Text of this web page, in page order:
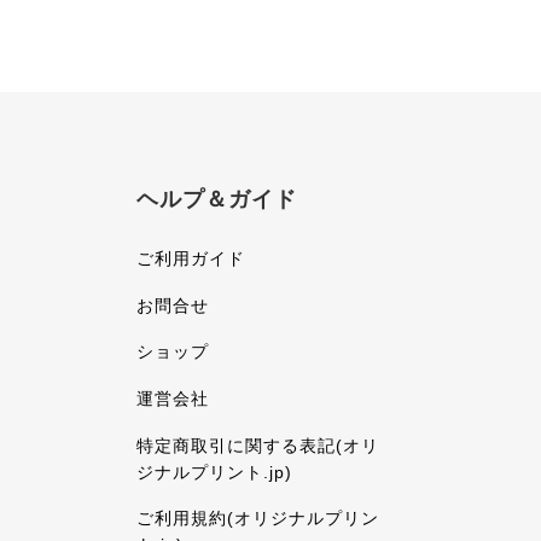
ヘルプ＆ガイド
ご利用ガイド
お問合せ
ショップ
運営会社
特定商取引に関する表記(オリ
ジナルプリント.jp)
ご利用規約(オリジナルプリン